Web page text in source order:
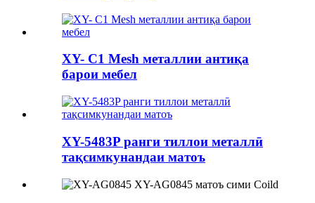
XY- C1 Mesh металлии антиқа
барои мебел
XY-5483P ранги тиллои металлӣ
тақсимкунандаи матоъ